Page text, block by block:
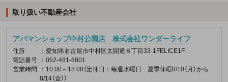
取り扱い不動産会社
アパマンショップ中村公園店 株式会社ワンダーライフ
住所
：愛知県名古屋市中村区太閤通８丁目33-1FELICE1F
電話番号
：052-481-6801
営業時間
：10:00～18:00（定休日：毎週水曜日 夏季休暇8/10（月）から
8/14（金））